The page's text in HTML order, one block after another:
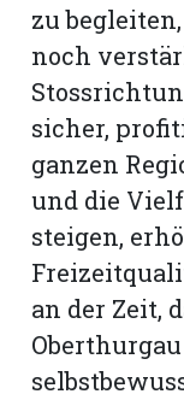
zu
noch
sicher,
ganzen
und die
steigen,
an der Zeit,